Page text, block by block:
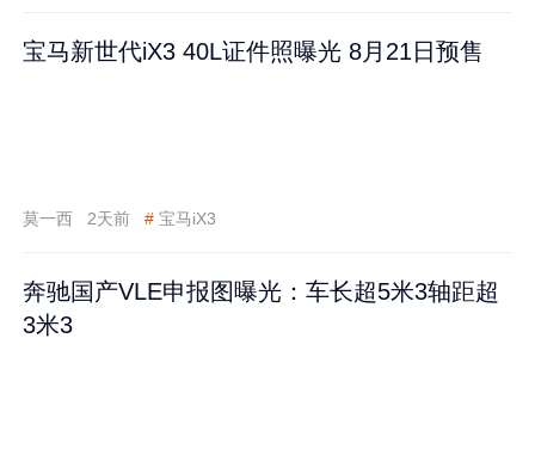
宝马新世代iX3 40L证件照曝光 8月21日预售
莫一西 2天前 # 宝马iX3
奔驰国产VLE申报图曝光：车长超5米3轴距超
3米3